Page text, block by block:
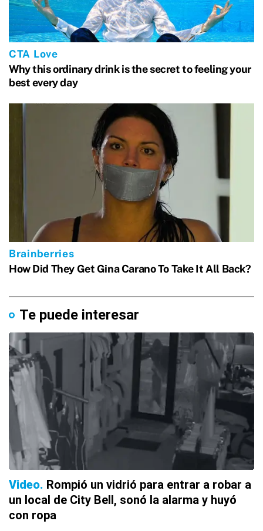
Te puede interesar
Video Rompió un vidrió para entrar a robar a
un local de City Bell, sonó la alarma y huyó
con ropa